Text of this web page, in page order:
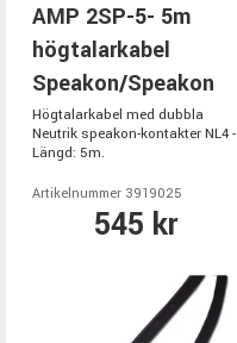
AMP 2SP-5- 5m
högtalarkabel
Speakon/Speakon
Högtalarkabel med dubbla
Neutrik speakon-kontakter NL4 -
Längd: 5m.
Artikelnummer 3919025
545 kr